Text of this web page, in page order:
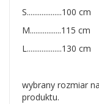
S...................100 cm
M.................115 cm
L...................130 cm
wybrany rozmiar
produktu.